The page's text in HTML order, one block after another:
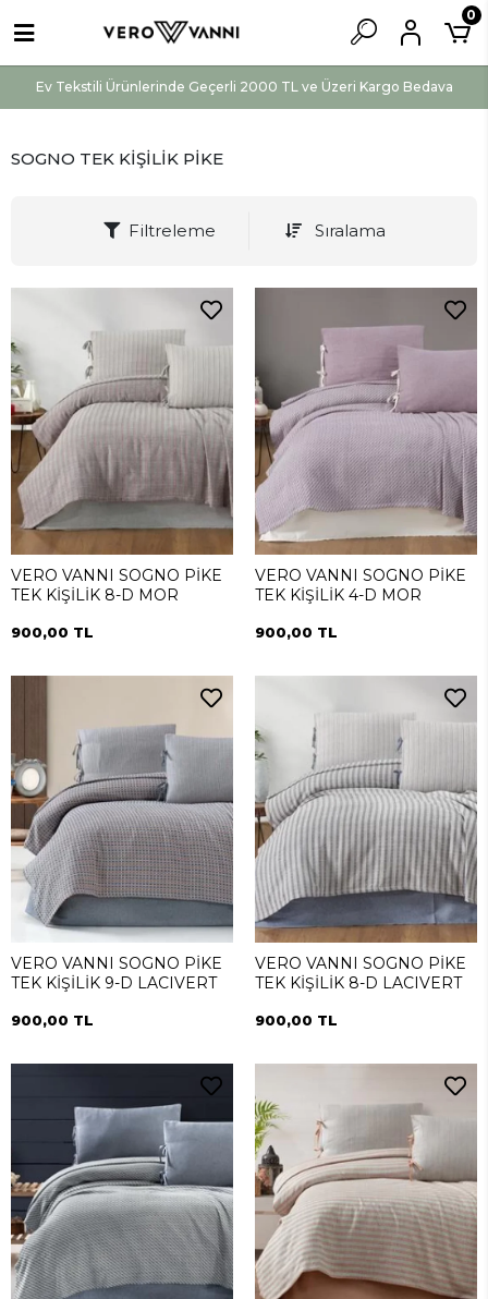
Ev Tekstili Ürünlerinde Geçerli 2000 TL ve Üzeri Kargo Bedava
0
SOGNO TEK KİŞİLİK PİKE
Filtreleme Sıralama
VERO VANNI SOGNO PİKE
TEK KİŞİLİK 8-D MOR
900,00 TL
VERO VANNI SOGNO PİKE
TEK KİŞİLİK 4-D MOR
900,00 TL
VERO VANNI SOGNO PİKE
TEK KİŞİLİK 9-D LACIVERT
900,00 TL
VERO VANNI SOGNO PİKE
TEK KİŞİLİK 8-D LACIVERT
900,00 TL